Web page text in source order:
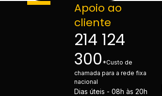
Apoio ao
cliente
214 124
300 *Custo de
chamada para a rede fixa
nacional
Dias úteis - 08h às 20h